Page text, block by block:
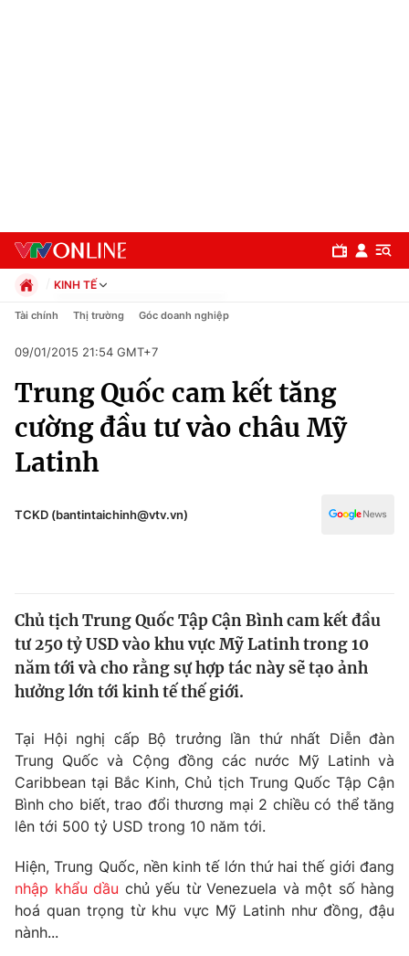
Chuyên mục
Chính trị
Xã hội
Pháp luật
Thế giới
Tin tức
Thế giới đó đây
Câu chuyện quốc tế
Kinh tế
Thị trường
Góc doanh nghiệp
Dữ liệu và đời sống
Truyền hình
Phim VTV
Hậu trường
Nhân vật
Khán giả
Giải trí
Điện ảnh
Âm nhạc
Đời sống
Du lịch
Giáo dục
KINH TẾ
Chính trị
Pháp luật
Kinh tế
Thể thao
Truyền hình
Văn hóa - Giải trí
Tài chính Thị trường Góc doanh nghiệp
09/01/2015 21:54 GMT+7
Trung Quốc cam kết tăng
cường đầu tư vào châu Mỹ
Latinh
TCKD (bantintaichinh@vtv.vn)
Chủ tịch Trung Quốc Tập Cận Bình cam kết đầu
tư 250 tỷ USD vào khu vực Mỹ Latinh trong 10
năm tới và cho rằng sự hợp tác này sẽ tạo ảnh
hưởng lớn tới kinh tế thế giới.
Tại Hội nghị cấp Bộ trưởng lần thứ nhất Diễn đàn
Trung Quốc và Cộng đồng các nước Mỹ Latinh và
Caribbean tại Bắc Kinh, Chủ tịch Trung Quốc Tập Cận
Bình cho biết, trao đổi thương mại 2 chiều có thể tăng
lên tới 500 tỷ USD trong 10 năm tới.
Hiện, Trung Quốc, nền kinh tế lớn thứ hai thế giới đang
nhập khẩu dầu chủ yếu từ Venezuela và một số hàng
hoá quan trọng từ khu vực Mỹ Latinh như đồng, đậu
nành...